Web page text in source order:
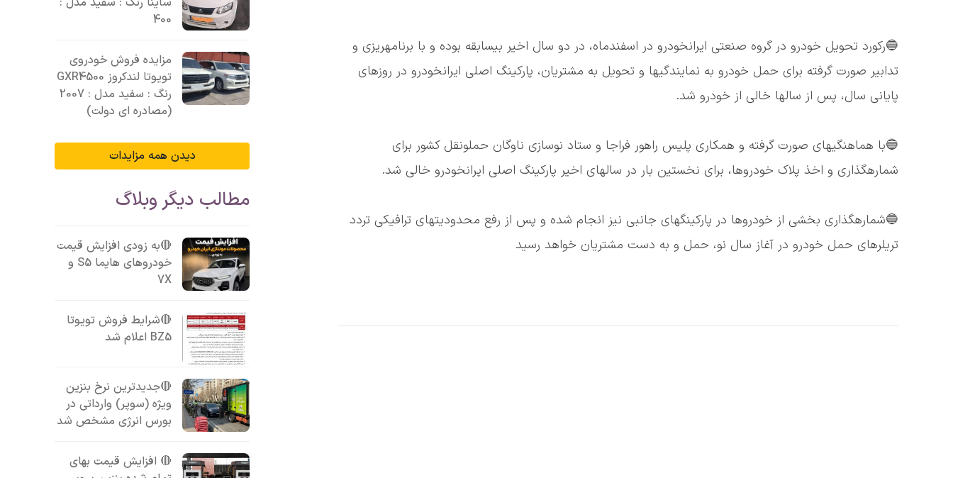
🔵رکورد تحویل خودرو در گروه صنعتی ایرانخودرو در اسفندماه، در دو سال اخیر بیسابقه بوده و با برنامهریزی و
تدابیر صورت گرفته برای حمل خودرو به نمایندگیها و تحویل به مشتریان، پارکینگ اصلی ایرانخودرو در روزهای
پایانی سال، پس از سالها خالی از خودرو شد.
🔵با هماهنگیهای صورت گرفته و همکاری پلیس راهور فراجا و ستاد نوسازی ناوگان حملونقل کشور برای
شمارهگذاری و اخذ پلاک خودروها، برای نخستین بار در سالهای اخیر پارکینگ اصلی ایرانخودرو خالی شد.
🔵شمارهگذاری بخشی از خودروها در پارکینگهای جانبی نیز انجام شده و پس از رفع محدودیتهای ترافیکی تردد
تریلرهای حمل خودرو در آغاز سال نو، حمل و به دست مشتریان خواهد رسید
400
مزایده فروش خودروی
تویوتا لندکروز GXR4500
رنگ : سفید مدل : 2007
(مصادره ای دولت)
دیدن همه مزایدات
مطالب دیگر وبلاگ
🔴به زودی افزایش قیمت
خودروهای هایما S5 و
7X
🔴شرایط فروش تویوتا
BZ5 اعلام شد
🔴جدیدترین نرخ بنزین
ویژه (سوپر) وارداتی در
بورس انرژی مشخص شد
🔴 افزایش قیمت بهای